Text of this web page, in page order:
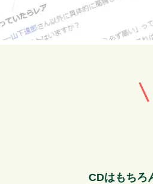
CDはもちろ